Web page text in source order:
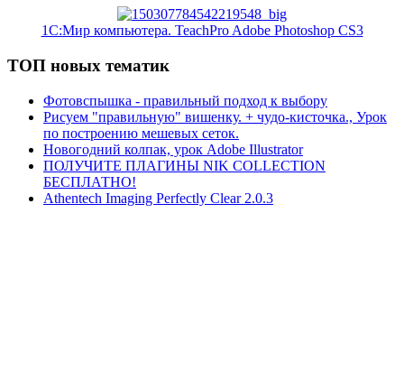
1C:Мир компьютера. TeachPro Adobe Photoshop CS3
ТОП новых тематик
Фотовспышка - правильный подход к выбору
Рисуем "правильную" вишенку. + чудо-кисточка., Урок
по построению мешевых сеток.
Новогодний колпак, урок Adobe Illustrator
ПОЛУЧИТЕ ПЛАГИНЫ NIK COLLECTION
БЕСПЛАТНО!
Athentech Imaging Perfectly Clear 2.0.3